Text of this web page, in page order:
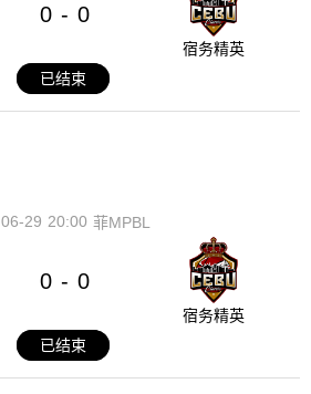
0 - 0
宿务精英
已结束
20:00
06-29 菲MPBL
0 - 0
宿务精英
已结束